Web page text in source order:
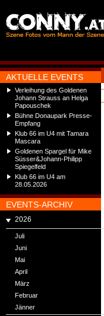
AKTUELLE EVENTS
Verleihung des Goldenen
Johann Strauss an Helga
Papouschek
Bühne Donaupark Presse-
Empfang
Klub 66 im U4 mit Tamara
Mascara
Goldenen Spargel für Mike
Süsser&Johann-Philipp
Spiegelfeld
Klub 66 im U4 am
28.05.2026
EVENTS-ARCHIV
2026
Juli
Juni
Mai
April
März
Februar
Jänner